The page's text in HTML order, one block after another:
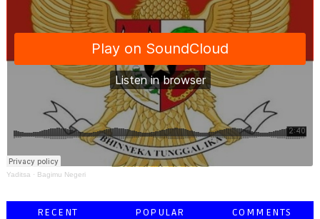
Yaditsa · Bagimu Negeri
RECENT POPULAR COMMENTS